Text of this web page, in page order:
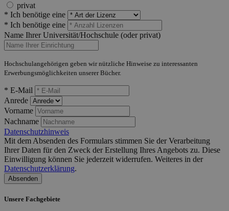
privat
* Ich benötige eine
* Ich benötige eine
Name Ihrer Universität/Hochschule (oder privat)
Hochschulangehörigen geben wir nützliche Hinweise zu interessanten
Erwerbungsmöglichkeiten unserer Bücher.
* E-Mail
Anrede
Vorname
Nachname
Datenschutzhinweis
Mit dem Absenden des Formulars stimmen Sie der Verarbeitung
Ihrer Daten für den Zweck der Erstellung Ihres Angebots zu. Diese
Einwilligung können Sie jederzeit widerrufen. Weiteres in der
Datenschutzerklärung.
Absenden
Unsere Fachgebiete